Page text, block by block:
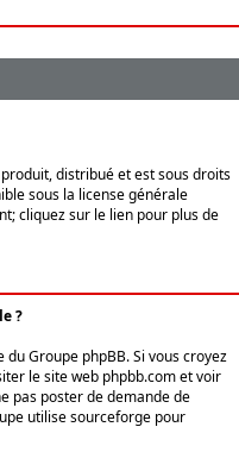
distribué et est sous droits
sous la license générale
cliquez sur le lien pour plus de
?
Groupe phpBB. Si vous croyez
le site web phpbb.com et voir
pas poster de demande de
utilise sourceforge pour